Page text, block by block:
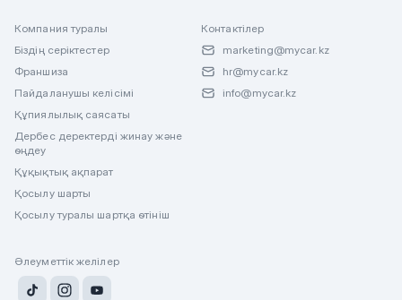
Компания туралы
Біздің серіктестер
Франшиза
Пайдаланушы келісімі
Құпиялылық саясаты
Дербес деректерді жинау және
өңдеу
Құқықтық ақпарат
Қосылу шарты
Қосылу туралы шартқа өтініш
Контактілер
marketing@mycar.kz
hr@mycar.kz
info@mycar.kz
Әлеуметтік желілер